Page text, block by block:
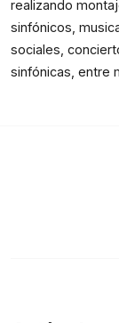
realizando
sinfónicos,
sociales,
sinfónicas, entre